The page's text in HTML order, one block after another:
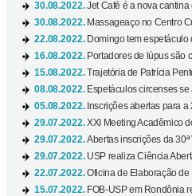
30.08.2022.Jet Café é a nova
30.08.2022. Massageaço no Centro
22.08.2022. Domingo tem espetáculo
16.08.2022. Portadores de lúpus são
15.08.2022.Trajetória de Patrícia
08.08.2022. Espetáculos circenses
05.08.2022. Inscrições abertas para a
29.07.2022.XXI Meeting Acadêmico
29.07.2022.Abertas inscrições da 30ª
29.07.2022. USP realiza Ciência
22.07.2022.Oficina de Elaboração de
15.07.2022. FOB-USP em Rondônia